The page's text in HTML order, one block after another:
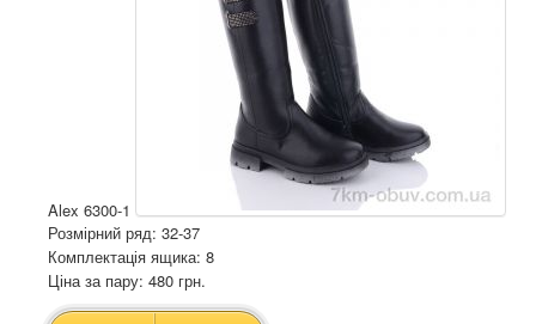
Alex 6300-1
Розмірний ряд: 32-37
Комплектація ящика: 8
Ціна за пару: 480 грн.